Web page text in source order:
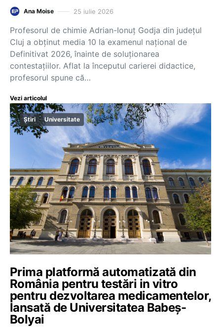
Ana Moise 25 iulie 2026
Profesorul de chimie Adrian-Ionuț Godja din județul
Cluj a obținut media 10 la examenul național de
Definitivat 2026, înainte de soluționarea
contestațiilor. Aflat la începutul carierei didactice,
profesorul spune că…
Vezi articolul
Știri Universitate
Prima platformă automatizată din
România pentru testări in vitro
pentru dezvoltarea medicamentelor,
lansată de Universitatea Babeș-
Bolyai